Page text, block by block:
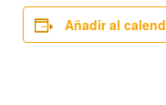
Añadir al